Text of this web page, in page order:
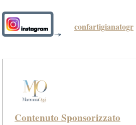
confartigianatogr
Contenuto Sponsorizzato